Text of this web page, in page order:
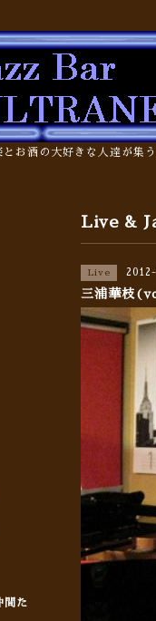
お酒の大好きな人達が集
Live &
Live
三浦華枝
間た